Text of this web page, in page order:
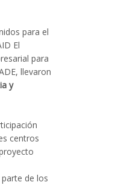
para el
El
para
llevaron
y
centros
de los